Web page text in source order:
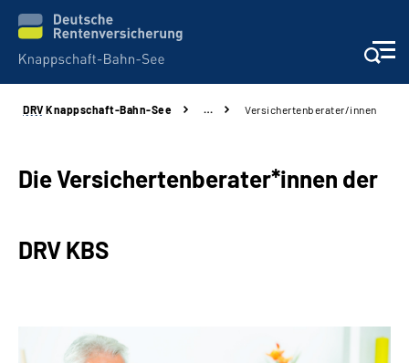
Aktuelles & Presse
Beratung & Kontakt
DRV Knappschaft-Bahn-See … Versichertenberater/innen
Die Versichertenberater*innen der
DRV KBS